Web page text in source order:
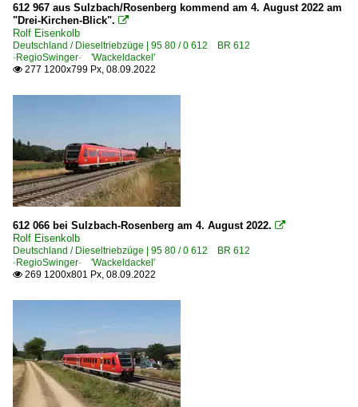
612 967 aus Sulzbach/Rosenberg kommend am 4. August 2022 am
"Drei-Kirchen-Blick". 
Rolf Eisenkolb
Deutschland / Dieseltriebzüge | 95 80 / 0 612 BR 612
·RegioSwinger· 'Wackeldackel'
 277 1200x799 Px, 08.09.2022
612 066 bei Sulzbach-Rosenberg am 4. August 2022. 
Rolf Eisenkolb
Deutschland / Dieseltriebzüge | 95 80 / 0 612 BR 612
·RegioSwinger· 'Wackeldackel'
 269 1200x801 Px, 08.09.2022